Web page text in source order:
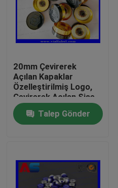
Ev
Hakkımızda
20mm Çevirerek
Açılan Kapaklar
Özelleştirilmiş Logo,
Çevirerek Açılan Şişe
Kapakları Kazınmış
Özel Logo MOQ 30000
adet
Talep Gönder